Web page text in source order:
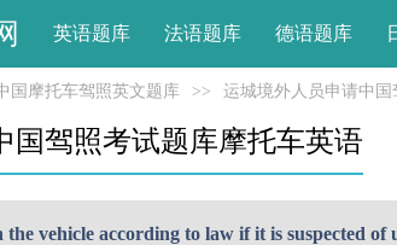
英语题库 法语题库 德语题库
国摩托车驾照英文题库 >> 运城境外人员申请中
国驾照考试题库摩托车英语
vehicle according to law if it is suspected